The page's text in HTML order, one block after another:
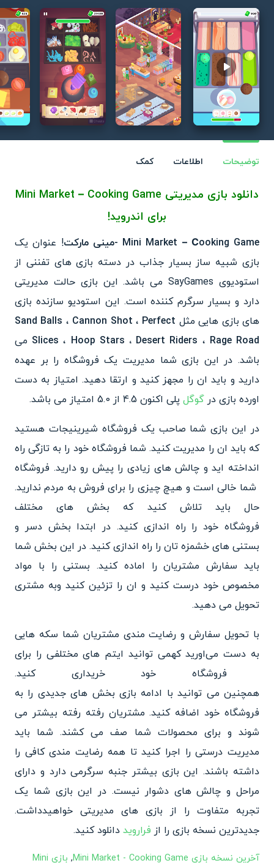
Play video
توضیحات اطلاعات کمک
دانلود بازی مدیریتی Mini Market – Cooking Game
برای اندروید!
Mini Market – Сooking Game -مینی مارکت
! عنوان یک‌
بازی شبیه ساز بسیار جذاب در دسته بازی های تفننی از
استودیوی SayGames می باشد. این بازی حالت مدیریتی
دارد و بسیار سرگرم کننده است. این استودیو سازنده بازی
های بازی هایی مثل
Sand Balls ، Cannon Shot ، Perfect
Slices ، Hoop Stars ، Desert Riders ، Rage Road
می
باشد. در این بازی شما مدیریت یک فروشگاه را بر عهده
دارید و باید ان را مجهز کنید و ارتقا دهید. امتیاز به دست
اورده بازی در گوگل پلی اکنون 4.5 از 5.0 امتیاز می باشد.
در این بازی شما صاحب یک فروشگاه شیرینیجات هستید
که باید ان را مدیریتکنید. شما فروشگاه خود را به تازگی راه
انداخته اید و چالش های زیادی را پیش رو دارید. فروشگاه
شما خالی است و هیچ چیزی را بر ای فروش به مردم ندارید.
حال باید تلاش کنید که بخش های مختلف
فروشگاه خود را راه اندازی کنید. در ابتدا بخش دسر و
بستنی های خشمزه تان را راه اندازی کنید. در این بخش شما
باید سفارش مشتریان را اماده کنید.بستنی را با مواد
مخصوص خود درست کنید و ان را تزئین کنید وبه مشتری
تحویل می دهید.
با تحویل سفارش و رضایت مندی مشتریان شما سکه هایی
به دست می‌اورید کهمی توانید ایتم های مختلفی را برای
فروشگاه خود خریداری کنید.
همچنین می توانید با ادامه بازی بخش های جدیدی را به
فروشگاه خود اضافه کنید. مشتریان رفته رفته بیشتر می
شوند و برای محصولات شما صف می کشند. شما باید
مدیریت درستی را اجرا کنید تا همه رضایت مندی کافی را
داشته باشند. این بازی بیشتر جنبه سرگرمی دارد و دارای
مراحل و چالش های دشوار نیست. در این بازی شما یک
تجربه متفاوت را از بازی های مدیریتی خواهیدداشت.
جدیدترین نسخه بازی را از فراروید دانلود کنید.
آخرین نسخه بازی Mini Market - Cooking Game , بازی Mini